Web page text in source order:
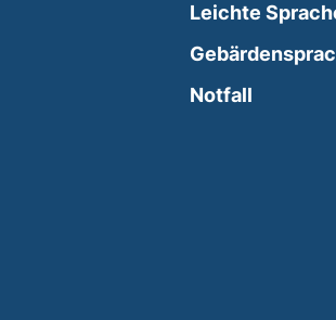
link, opens in a new window)
Leichte
Notfall